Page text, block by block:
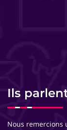
Ils
Nous remercions